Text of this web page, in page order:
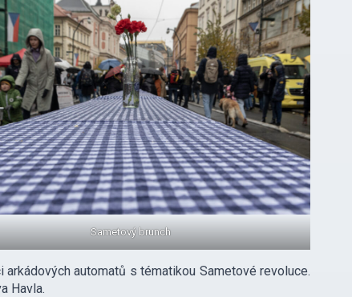
Sametový brunch
automatů s tématikou Sametové revoluce.
Havla.